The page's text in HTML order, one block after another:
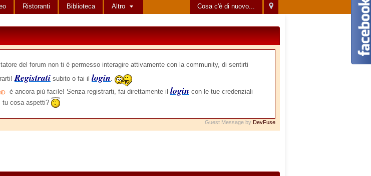
Cosa c'è di nuovo...
Ristoranti Biblioteca Altro
del forum non ti è permesso interagire attivamente con la community, di sentirti
Registrati subito o fai il login.
è ancora più facile! Senza registrarti, fai direttamente il login con le tue credenziali
tu cosa aspetti?
Guest Message by DevFuse